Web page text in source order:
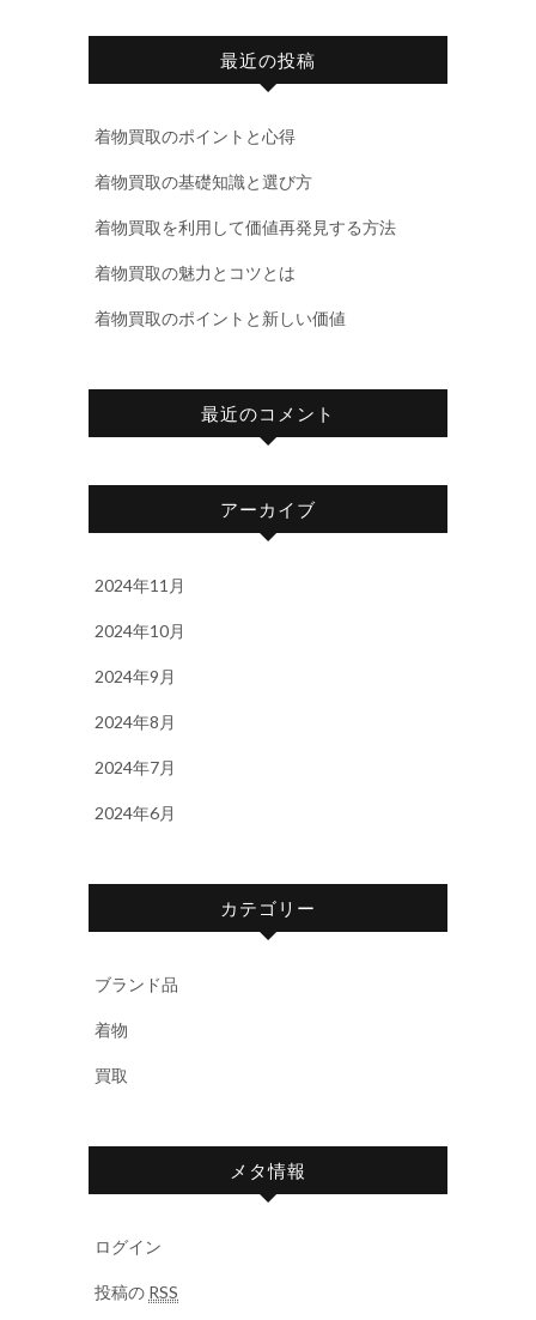
最近の投稿
着物買取のポイントと心得
着物買取の基礎知識と選び方
着物買取を利用して価値再発見する方法
着物買取の魅力とコツとは
着物買取のポイントと新しい価値
最近のコメント
アーカイブ
2024年11月
2024年10月
2024年9月
2024年8月
2024年7月
2024年6月
カテゴリー
ブランド品
着物
買取
メタ情報
ログイン
投稿の RSS